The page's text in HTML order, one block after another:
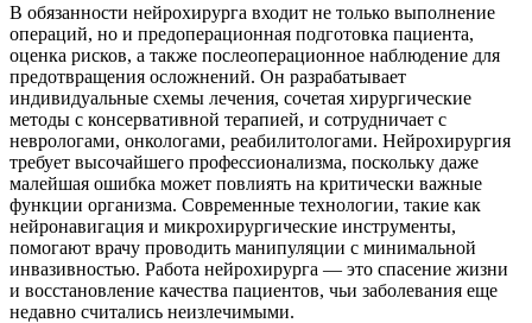
В обязанности нейрохирурга входит не только выполнение
операций, но и предоперационная подготовка пациента,
оценка рисков, а также послеоперационное наблюдение для
предотвращения осложнений. Он разрабатывает
индивидуальные схемы лечения, сочетая хирургические
методы с консервативной терапией, и сотрудничает с
неврологами, онкологами, реабилитологами. Нейрохирургия
требует высочайшего профессионализма, поскольку даже
малейшая ошибка может повлиять на критически важные
функции организма. Современные технологии, такие как
нейронавигация и микрохирургические инструменты,
помогают врачу проводить манипуляции с минимальной
инвазивностью. Работа нейрохирурга — это спасение жизни
и восстановление качества пациентов, чьи заболевания еще
недавно считались неизлечимыми.